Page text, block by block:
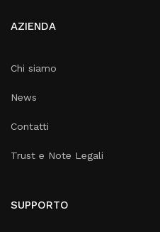
AZIENDA
Chi siamo
News
Contatti
Trust e Note Legali
SUPPORTO